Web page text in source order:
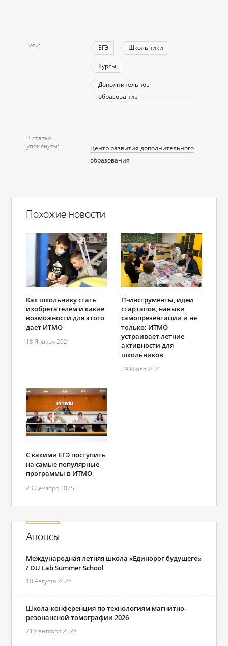
Теги ЕГЭ Школьники
Курсы
Дополнительное
образование
В статье
упомянуты
Центр развития дополнительного
образования
Похожие новости
Как школьнику стать
изобретателем и какие
возможности для этого
дает ИТМО
18 Января 2021
IT-инструменты, идеи
стартапов, навыки
самопрезентации и не
только: ИТМО
устраивает летние
активности для
школьников
29 Июля 2021
С какими ЕГЭ поступить
на самые популярные
программы в ИТМО
23 Декабря 2025
Анонсы
Международная летняя школа «Единорог будущего»
/ DU Lab Summer School
10 Августа 2026
Школа-конференция по технологиям магнитно-
резонансной томографии 2026
21 Сентября 2026